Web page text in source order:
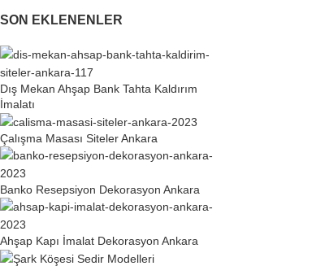
SON EKLENENLER
Dış Mekan Ahşap Bank Tahta Kaldırım
İmalatı
Çalışma Masası Siteler Ankara
Banko Resepsiyon Dekorasyon Ankara
Ahşap Kapı İmalat Dekorasyon Ankara